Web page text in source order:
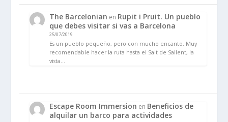
The Barcelonian en Rupit i Pruit. Un pueblo
que debes visitar si vas a Barcelona
25/07/2019
Es un pueblo pequeño, pero con mucho encanto. Muy
recomendable hacer la ruta hasta el Salt de Sallent, la
vista…
Escape Room Immersion en Beneficios de
alquilar un barco para actividades